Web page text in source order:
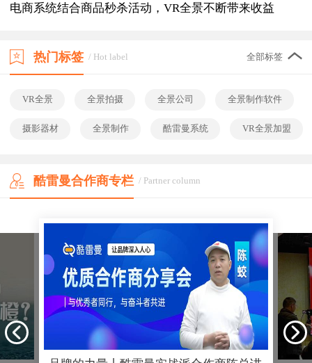
电商系统结合商品秒杀活动，VR全景不断带来收益
热门标签 / Hot label 全部标签
VR全景 全景拍摄 全景公司 全景制作软件
摄影器材 全景制作 酷雷曼系统 VR全景加盟
酷雷曼合作商专栏 / Partner column